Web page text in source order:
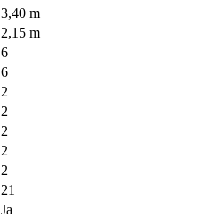
3,40 m
2,15 m
6
6
2
2
2
2
2
21
Ja